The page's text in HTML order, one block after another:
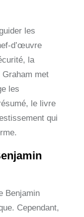
les
d’œuvre
la
met
les
le livre
qui
Benjamin
Cependant,